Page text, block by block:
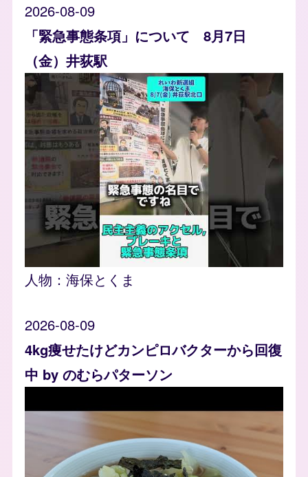
2026-08-09
「緊急事態条項」について 8月7日
（金）井荻駅
人物： 海保とくま
2026-08-09
4kg痩せたけどカンピロバクターから回復
中 by のむらパターソン